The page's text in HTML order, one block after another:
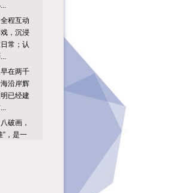
程互动
，沉浸
常；认
在两千
沿岸辉
已经建
破画，
”，是一
中国传